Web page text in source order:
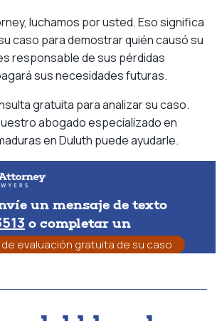
luchamos por usted. Eso significa
caso para demostrar quién causó su
responsable de sus pérdidas
sus necesidades futuras.
gratuita para analizar su caso.
abogado especializado en
en Duluth puede ayudarle.
un mensaje de texto
o completar un
evaluación gratuita de su caso